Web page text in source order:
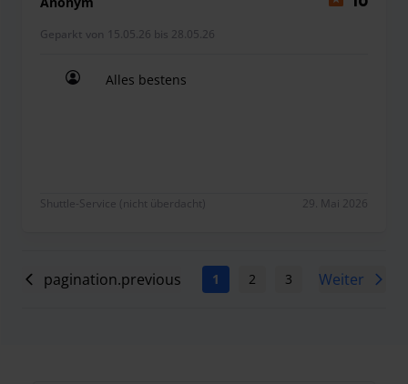
Geparkt von 15.05.26 bis 28.05.26
Alles bestens
Shuttle-Service (nicht überdacht) 29. Mai 2026
pagination.previous 1 2 3 4 5
Weiter